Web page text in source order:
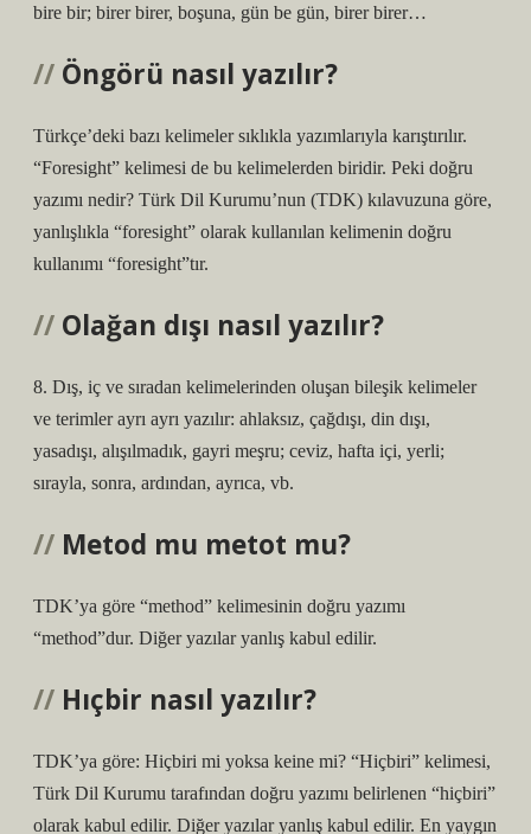
bire bir; birer birer, boşuna, gün be gün, birer birer…
Öngörü nasıl yazılır?
Türkçe’deki bazı kelimeler sıklıkla yazımlarıyla karıştırılır.
“Foresight” kelimesi de bu kelimelerden biridir. Peki doğru
yazımı nedir? Türk Dil Kurumu’nun (TDK) kılavuzuna göre,
yanlışlıkla “foresight” olarak kullanılan kelimenin doğru
kullanımı “foresight”tır.
Olağan dışı nasıl yazılır?
8. Dış, iç ve sıradan kelimelerinden oluşan bileşik kelimeler
ve terimler ayrı ayrı yazılır: ahlaksız, çağdışı, din dışı,
yasadışı, alışılmadık, gayri meşru; ceviz, hafta içi, yerli;
sırayla, sonra, ardından, ayrıca, vb.
Metod mu metot mu?
TDK’ya göre “method” kelimesinin doğru yazımı
“method”dur. Diğer yazılar yanlış kabul edilir.
Hıçbir nasıl yazılır?
TDK’ya göre: Hiçbiri mi yoksa keine mi? “Hiçbiri” kelimesi,
Türk Dil Kurumu tarafından doğru yazımı belirlenen “hiçbiri”
olarak kabul edilir. Diğer yazılar yanlış kabul edilir. En yaygın